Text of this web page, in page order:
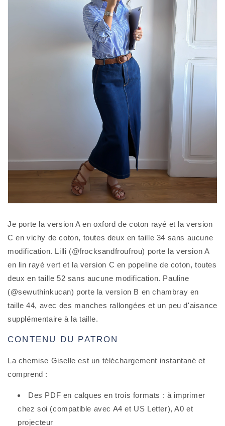
Je porte la version A en oxford de coton rayé et la version
C en vichy de coton, toutes deux en taille 34 sans aucune
modification. Lilli (@frocksandfroufrou) porte la version A
en lin rayé vert et la version C en popeline de coton, toutes
deux en taille 52 sans aucune modification. Pauline
(@sewuthinkucan) porte la version B en chambray en
taille 44, avec des manches rallongées et un peu d'aisance
supplémentaire à la taille.
CONTENU DU PATRON
La chemise Giselle est un téléchargement instantané et
comprend :
Des PDF en calques en trois formats : à imprimer
chez soi (compatible avec A4 et US Letter), A0 et
projecteur